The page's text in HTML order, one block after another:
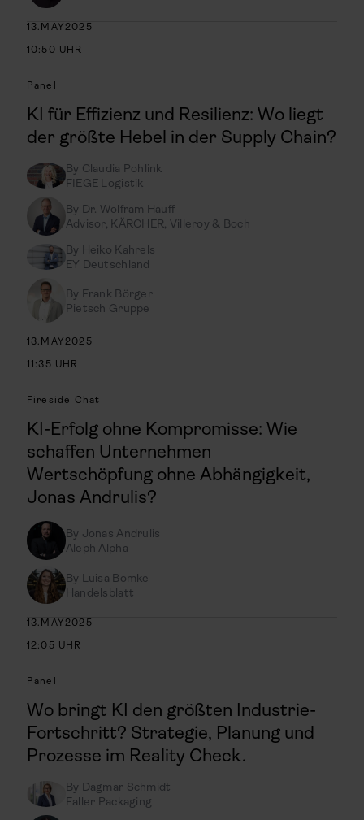
13. MAY2025
10:50 UHR
Panel
KI für Effizienz und Resilienz: Wo liegt
der größte Hebel in der Supply Chain?
By Claudia Pohlink
FIEGE Logistik
By Dr. Wolfram Hauff
Advisor, KÄRCHER, Villeroy & Boch
By Heiko Kahrels
EY Deutschland
By Frank Börger
Pietsch Gruppe
13 MAY 2025
11:35 UHR
Fireside Chat
KI-Erfolg ohne Kompromisse: Wie
schaffen Unternehmen
Wertschöpfung ohne Abhängigkeit,
Jonas Andrulis?
By Jonas Andrulis
Aleph Alpha
By Luisa Bomke
Handelsblatt
13 MAY 2025
12:05 UHR
Panel
Wo bringt KI den größten Industrie-
Fortschritt? Strategie, Planung und
Prozesse im Reality Check.
By Dagmar Schmidt
Faller Packaging